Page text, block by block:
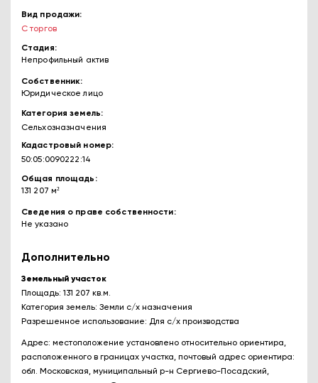
Вид продажи
С торгов
Стадия
Непрофильный актив
Собственник
Юридическое лицо
Категория земель
Сельхозназначения
Кадастровый номер
50:05:0090222:14
Общая площадь
131 207 м²
Сведения о праве собственности
Не указано
Дополнительно
Земельный участок
Площадь: 131 207 кв.м.
Категория земель: Земли с/х назначения
Разрешенное использование: Для с/х производства
Адрес: местоположение установлено относительно ориентира,
расположенного в границах участка, почтовый адрес ориентира:
обл. Московская, муниципальный р-н Сергиево-Посадский,